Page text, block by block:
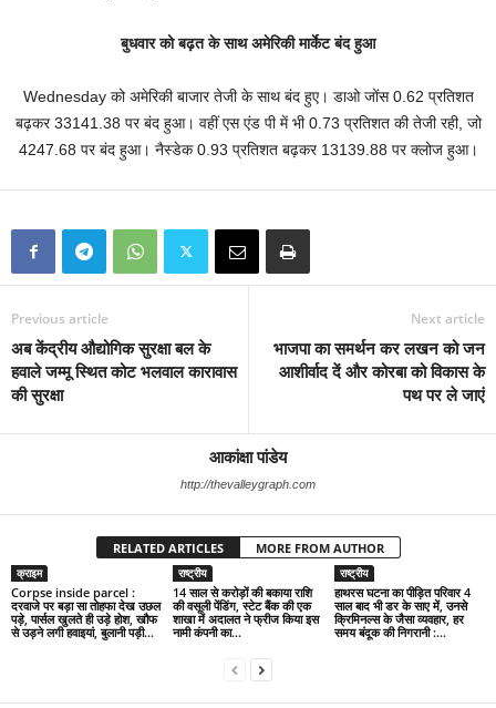
बुधवार को बढ़त के साथ अमेरिकी मार्केट बंद हुआ
Wednesday को अमेरिकी बाजार तेजी के साथ बंद हुए। डाओ जोंस 0.62 प्रतिशत
बढ़कर 33141.38 पर बंद हुआ। वहीं एस एंड पी में भी 0.73 प्रतिशत की तेजी रही, जो
4247.68 पर बंद हुआ। नैस्डेक 0.93 प्रतिशत बढ़कर 13139.88 पर क्लोज हुआ।
Previous article
अब केंद्रीय औद्योगिक सुरक्षा बल के
हवाले जम्मू स्थित कोट भलवाल कारावास
की सुरक्षा
Next article
भाजपा का समर्थन कर लखन को जन
आशीर्वाद दें और कोरबा को विकास के
पथ पर ले जाएं
आकांक्षा पांडेय
http://thevalleygraph.com
RELATED ARTICLES MORE FROM AUTHOR
क्राइम
Corpse inside parcel :
दरवाजे पर बड़ा सा तोहफा देख उछल
पड़े, पार्सल खुलते ही उड़े होश, खौफ
से उड़ने लगी हवाइयां, बुलानी पड़ी...
राष्ट्रीय
14 साल से करोड़ों की बकाया राशि
की वसूली पेंडिंग, स्टेट बैंक की एक
शाखा में अदालत ने फ्रीज किया इस
नामी कंपनी का...
राष्ट्रीय
हाथरस घटना का पीड़ित परिवार 4
साल बाद भी डर के साए में, उनसे
क्रिमिनल्स के जैसा व्यवहार, हर
समय बंदूक की निगरानी :...